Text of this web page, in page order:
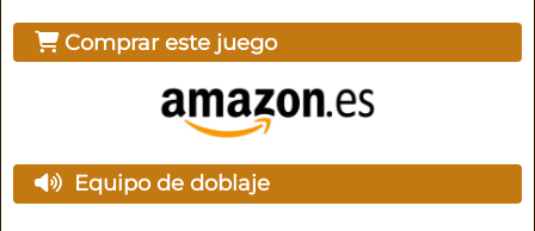
Comprar este juego
Equipo de doblaje